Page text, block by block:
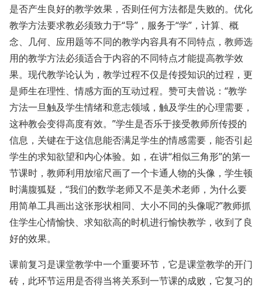
是否产生良好的教学效果，否则任何方法都是失败的。优化
教学方法要求教必须致力于“导”，服务于“学”，计算、概
念、几何、应用题等不同的教学内容具有不同特点，教师选
用的教学方法必须适合于内容的不同特点才能提高教学效
果。现代教学论认为，教学过程不仅是传授知识的过程，更
是师生在理性、情感方面的互动过程。赞可夫曾说：“教学
方法一旦触及学生情绪和意志领域，触及学生的心理需要，
这种教会变得高度有效。”学生是否乐于接受教师所传授的
信息，关键在于这信息能否满足学生的情感需要，能否引起
学生的求知欲望和内心体验。如，在讲“相似三角形”的第一
节课时，教师利用放缩尺画了一个卡通人物的头像，学生顿
时满腹狐疑，“我们的数学老师又不是美术老师，为什么要
用简单工具画出这张形状相同、大小不同的头像呢?”教师抓
住学生心情愉快、求知欲高的时机进行愉快教学，收到了良
好的效果。
课前复习是课堂教学中一个重要环节，它是课堂教学的开门
砖，此环节运用是否得当将关系到一节课的成败，它复习的